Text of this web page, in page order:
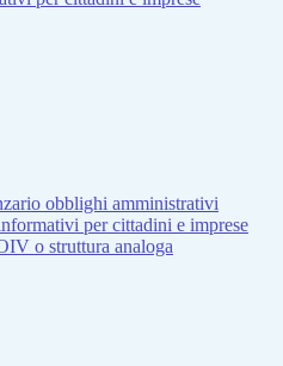
obblighi amministrativi
per cittadini e imprese
o struttura analoga